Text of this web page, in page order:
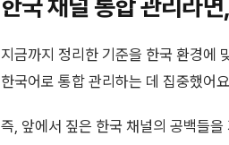
한국 채널 통합 관리라
지금까지 정리한 기준을 한국 환경에
한국어로 통합 관리하는 데 집중했어
즉, 앞에서 짚은 한국 채널의 공백들